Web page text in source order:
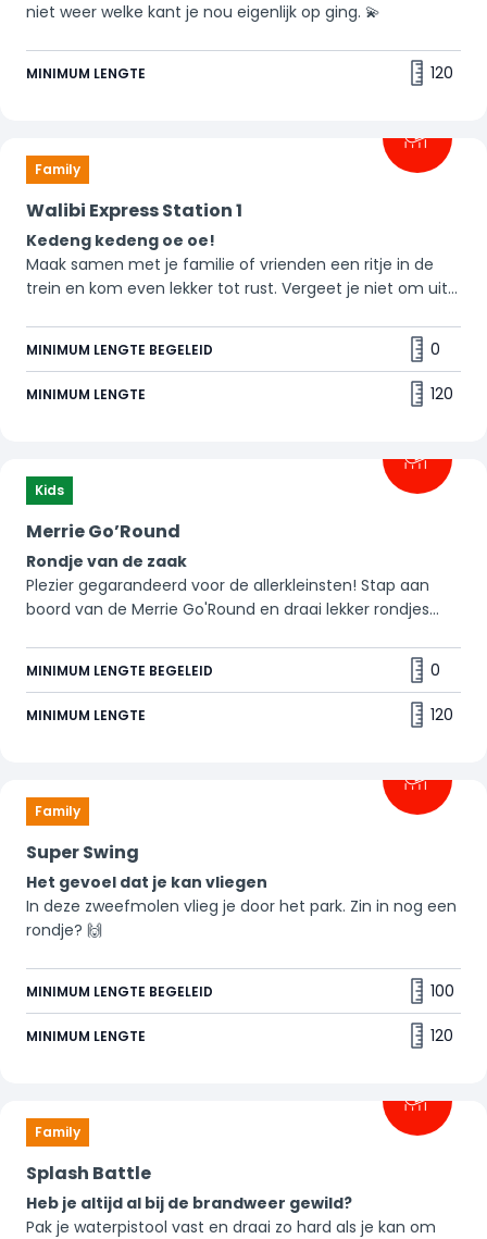
niet weer welke kant je nou eigenlijk op ging. 💫
MINIMUM LENGTE 120
Family
Walibi Express Station 1
Kedeng kedeng oe oe!
Maak samen met je familie of vrienden een ritje in de
trein en kom even lekker tot rust. Vergeet je niet om uit
MINIMUM LENGTE BEGELEID 0
MINIMUM LENGTE 120
Kids
Merrie Go’Round
Rondje van de zaak
Plezier gegarandeerd voor de allerkleinsten! Stap aan
boord van de Merrie Go'Round en draai lekker rondjes
MINIMUM LENGTE BEGELEID 0
MINIMUM LENGTE 120
Family
Super Swing
Het gevoel dat je kan vliegen
In deze zweefmolen vlieg je door het park. Zin in nog een
rondje? 🙌
MINIMUM LENGTE BEGELEID 100
MINIMUM LENGTE 120
Family
Splash Battle
Heb je altijd al bij de brandweer gewild?
Pak je waterpistool vast en draai zo hard als je kan om